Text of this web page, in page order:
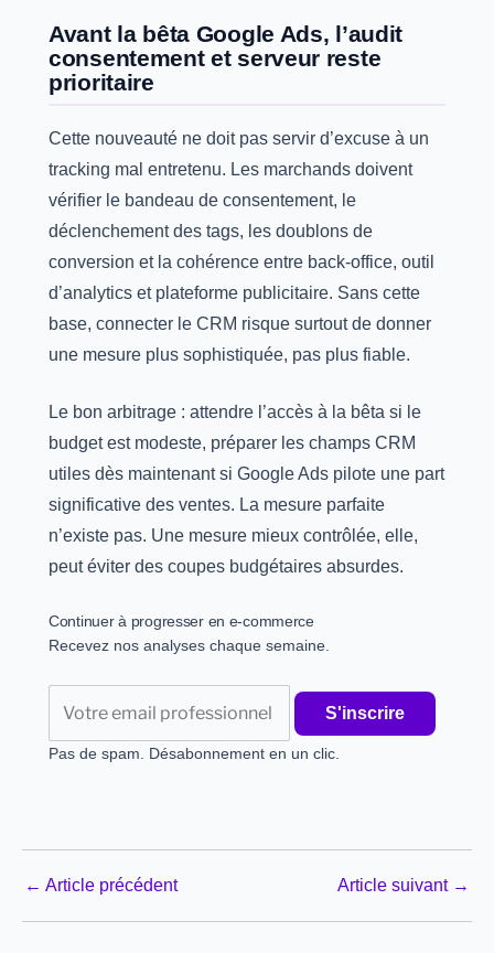
Avant la bêta Google Ads, l’audit
consentement et serveur reste
prioritaire
Cette nouveauté ne doit pas servir d’excuse à un
tracking mal entretenu. Les marchands doivent
vérifier le bandeau de consentement, le
déclenchement des tags, les doublons de
conversion et la cohérence entre back-office, outil
d’analytics et plateforme publicitaire. Sans cette
base, connecter le CRM risque surtout de donner
une mesure plus sophistiquée, pas plus fiable.
Le bon arbitrage : attendre l’accès à la bêta si le
budget est modeste, préparer les champs CRM
utiles dès maintenant si Google Ads pilote une part
significative des ventes. La mesure parfaite
n’existe pas. Une mesure mieux contrôlée, elle,
peut éviter des coupes budgétaires absurdes.
Continuer à progresser en e-commerce
Recevez nos analyses chaque semaine.
S'inscrire
Pas de spam. Désabonnement en un clic.
← Article précédent Article suivant →